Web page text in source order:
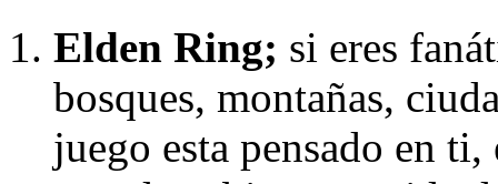
Elden Ring; si eres
bosques, montañas,
juego esta pensado en